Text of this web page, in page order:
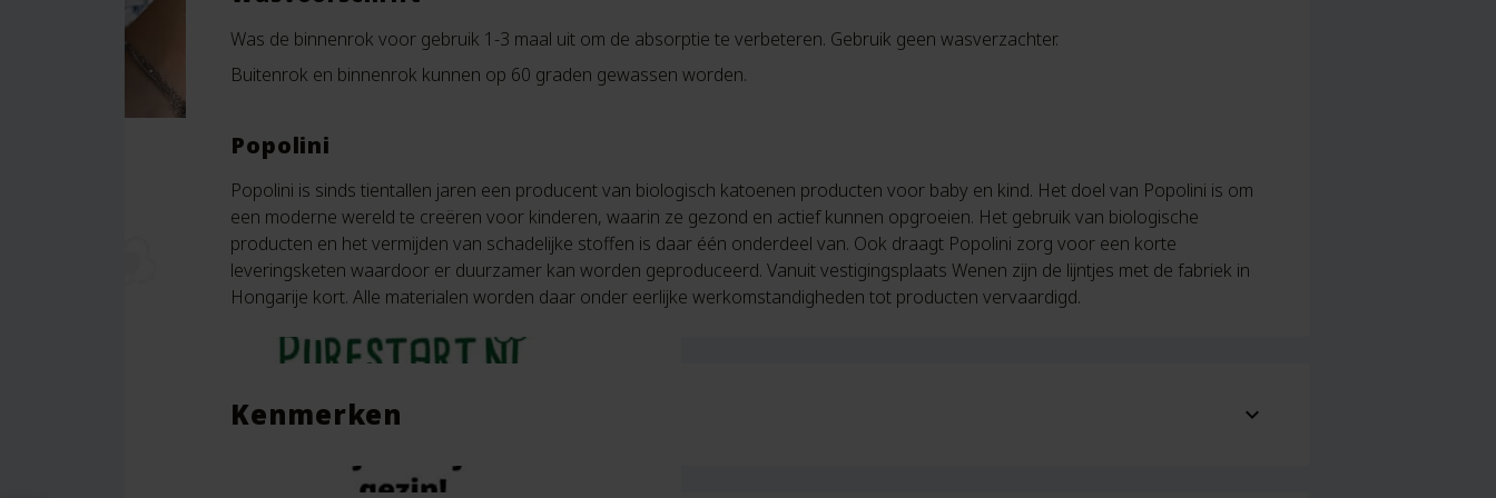
Was de binnenrok voor gebruik 1-3 maal uit om de absorptie te verbeteren. Gebruik geen wasverzachter.
Buitenrok en binnenrok kunnen op 60 graden gewassen worden.
Popolini
Popolini is sinds tientallen jaren een producent van biologisch katoenen producten voor baby en kind. Het doel van Popolini is om
een moderne wereld te creëren voor kinderen, waarin ze gezond en actief kunnen opgroeien. Het gebruik van biologische
producten en het vermijden van schadelijke stoffen is daar één onderdeel van. Ook draagt Popolini zorg voor een korte
leveringsketen waardoor er duurzamer kan worden geproduceerd. Vanuit vestigingsplaats Wenen zijn de lijntjes met de fabriek in
Hongarije kort. Alle materialen worden daar onder eerlijke werkomstandigheden tot producten vervaardigd.
Kenmerken expand_more